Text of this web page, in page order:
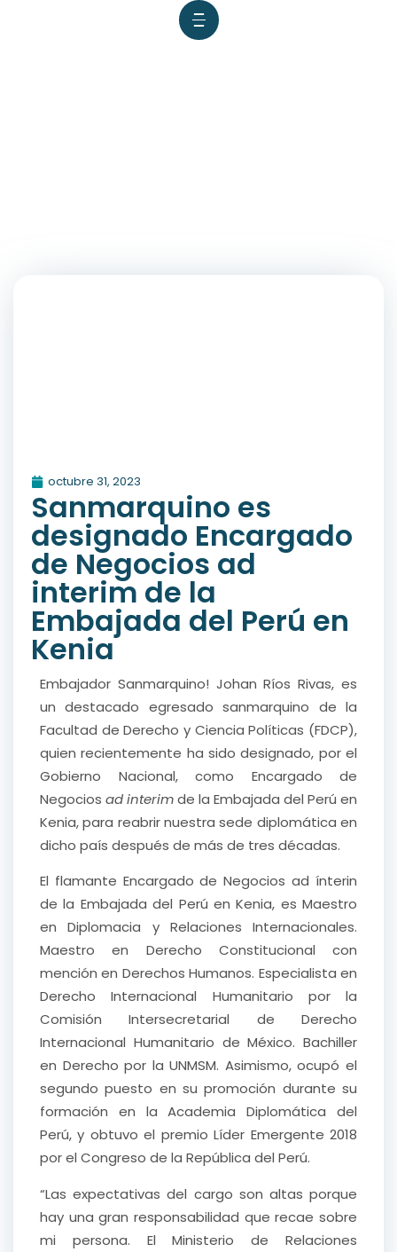
octubre 31, 2023
Sanmarquino es
designado Encargado
de Negocios ad
interim de la
Embajada del Perú en
Kenia
Embajador Sanmarquino! Johan Ríos Rivas, es
un destacado egresado sanmarquino de la
Facultad de Derecho y Ciencia Políticas (FDCP),
quien recientemente ha sido designado, por el
Gobierno Nacional, como Encargado de
Negocios ad interimde la Embajada del Perú en
Kenia, para reabrir nuestra sede diplomática en
dicho país después de más de tres décadas.
El flamante Encargado de Negocios ad ínterin
de la Embajada del Perú en Kenia, es Maestro
en Diplomacia y Relaciones Internacionales.
Maestro en Derecho Constitucional con
mención en Derechos Humanos. Especialista en
Derecho Internacional Humanitario por la
Comisión Intersecretarial de Derecho
Internacional Humanitario de México. Bachiller
en Derecho por la UNMSM. Asimismo, ocupó el
segundo puesto en su promoción durante su
formación en la Academia Diplomática del
Perú, y obtuvo el premio Líder Emergente 2018
por el Congreso de la República del Perú.
“Las expectativas del cargo son altas porque
hay una gran responsabilidad que recae sobre
mi persona. El Ministerio de Relaciones